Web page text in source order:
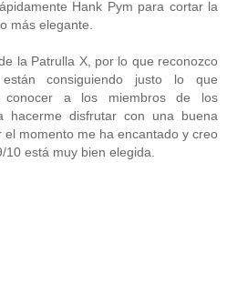
Hank Pym para cortar la
más elegante.
la Patrulla X, por lo que reconozco
consiguiendo justo lo que
conocer a los miembros de los
hacerme disfrutar con una buena
el momento me ha encantado y creo
está muy bien elegida.